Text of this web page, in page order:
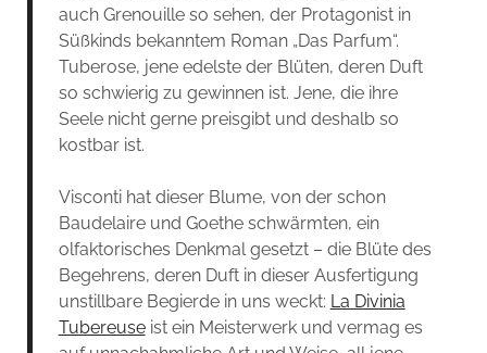
auch Grenouille so sehen, der Protagonist in
Süßkinds bekanntem Roman „Das Parfum“.
Tuberose, jene edelste der Blüten, deren Duft
so schwierig zu gewinnen ist. Jene, die ihre
Seele nicht gerne preisgibt und deshalb so
kostbar ist.
Visconti hat dieser Blume, von der schon
Baudelaire und Goethe schwärmten, ein
olfaktorisches Denkmal gesetzt – die Blüte des
Begehrens, deren Duft in dieser Ausfertigung
unstillbare Begierde in uns weckt: La Divinia
Tubereuseist ein Meisterwerk und vermag es